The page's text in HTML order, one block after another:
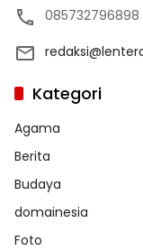
085732796898
Kategori
Agama
Berita
Budaya
domainesia
Foto